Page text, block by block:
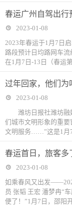
春运广州自驾出行
2023-01-08
2023年春运于1月7日
路段预计日均路网车
在1月7日-13日（春运
过年回家，他们为
2023-01-08
潍坊日报社潍坊融
们城市文明形象的重
文明服务……”这是1月
春运首日，旅客多
2023-01-08
如乘春风又出发
员 张韬 王宏 潘梦冉“
便了！”1月7日，邵阳